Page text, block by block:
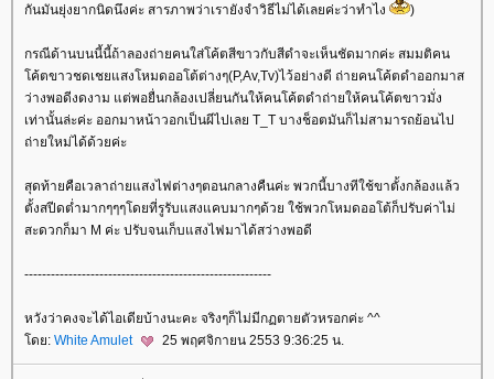
กันมันยุ่งยากนิดนึงค่ะ สารภาพว่าเรายังจำวิธีไม่ได้เลยค่ะว่าทำไง
)
กรณีด้านบนนี้นี้ถ้าลองถ่ายคนใส่โค้ตสีขาวกับสีดำจะเห็นชัดมากค่ะ สมมติคน
ค้ตขาวชดเชยแสงโหมดออโต้ต่างๆ(P,Av,Tv)ไว้อย่างดี ถ่ายคนโค้ตดำออกมาส
ว่างพอดีงดงาม แต่พอยื่นกล้องเปลี่ยนกันให้คนโค้ตดำถ่ายให้คนโค้ตขาวมั่ง
เท่านั้นล่ะค่ะ ออกมาหน้าวอกเป็นผีไปเลย T_T บางช็อตมันก็ไม่สามารถย้อนไป
ถ่ายใหม่ได้ด้วยค่ะ
สุดท้ายคือเวลาถ่ายแสงไฟต่างๆตอนกลางคืนค่ะ พวกนี้บางทีใช้ขาตั้งกล้องแล้ว
ตั้งสปีดต่ำมากๆๆๆโดยที่รูรับแสงแคบมากๆด้วย ใช้พวกโหมดออโต้ก็ปรับค่าไม่
สะดวกก็มา M ค่ะ ปรับจนเก็บแสงไฟมาได้สว่างพอดี
--------------------------------------------------------
หวังว่าคงจะได้ไอเดียบ้างนะคะ จริงๆก็ไม่มีกฏตายตัวหรอกค่ะ ^^
ดย: White Amulet 25 พฤศจิกายน 2553 9:36:25 น.